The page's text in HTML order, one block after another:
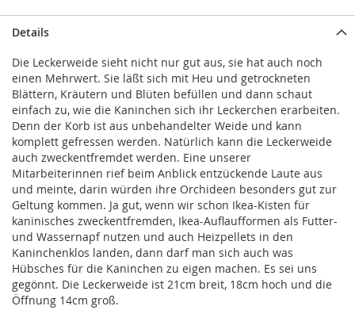
Details
Die Leckerweide sieht nicht nur gut aus, sie hat auch noch
einen Mehrwert. Sie läßt sich mit Heu und getrockneten
Blättern, Kräutern und Blüten befüllen und dann schaut
einfach zu, wie die Kaninchen sich ihr Leckerchen erarbeiten.
Denn der Korb ist aus unbehandelter Weide und kann
komplett gefressen werden. Natürlich kann die Leckerweide
auch zweckentfremdet werden. Eine unserer
Mitarbeiterinnen rief beim Anblick entzückende Laute aus
und meinte, darin würden ihre Orchideen besonders gut zur
Geltung kommen. Ja gut, wenn wir schon Ikea-Kisten für
kaninisches zweckentfremden, Ikea-Auflaufformen als Futter-
und Wassernapf nutzen und auch Heizpellets in den
Kaninchenklos landen, dann darf man sich auch was
Hübsches für die Kaninchen zu eigen machen. Es sei uns
gegönnt. Die Leckerweide ist 21cm breit, 18cm hoch und die
Öffnung 14cm groß.